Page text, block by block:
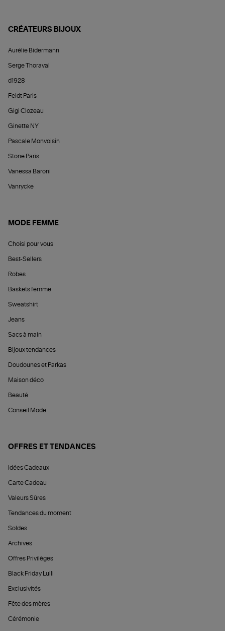
CRÉATEURS BIJOUX
Aurélie Bidermann
Serge Thoraval
d1928
Feidt Paris
Gigi Clozeau
Ginette NY
Pascale Monvoisin
Stone Paris
Vanessa Baroni
Vanrycke
MODE FEMME
Choisi pour vous
Best-Sellers
Robes
Baskets femme
Sweatshirt
Jeans
Sacs à main
Bijoux tendances
Doudounes et Parkas
Maison déco
Beauté
Conseil Mode
OFFRES ET TENDANCES
Idées Cadeaux
Carte Cadeau
Valeurs Sûres
Tendances du moment
Soldes
Archives
Offres Privilèges
Black Friday Lulli
Exclusivités
Fête des mères
Cérémonie